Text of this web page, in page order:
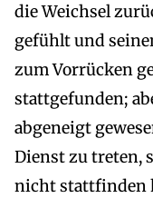
die Weichsel
gefühlt und
zum Vorrücken
stattgefunden;
abgeneigt
Dienst zu treten,
nicht stattfinden